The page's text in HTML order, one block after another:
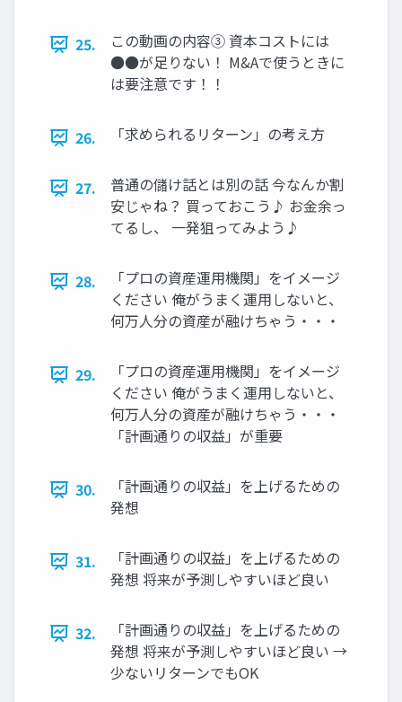
25.
この動画の内容③ 資本コストには
●●が足りない！ M&Aで使うときに
は要注意です！！
26. 「求められるリターン」の考え方
27.
普通の儲け話とは別の話 今なんか割
安じゃね？ 買っておこう♪ お金余っ
てるし、 一発狙ってみよう♪
28.
「プロの資産運用機関」をイメージ
ください 俺がうまく運用しないと、
何万人分の資産が融けちゃう・・・
29.
「プロの資産運用機関」をイメージ
ください 俺がうまく運用しないと、
何万人分の資産が融けちゃう・・・
「計画通りの収益」が重要
30.
「計画通りの収益」を上げるための
発想
31.
「計画通りの収益」を上げるための
発想 将来が予測しやすいほど良い
32.
「計画通りの収益」を上げるための
発想 将来が予測しやすいほど良い →
少ないリターンでもOK